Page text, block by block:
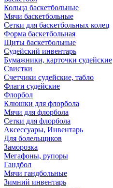
Кольца баскетбольные
Мячи баскетбольные
Сетки для баскетбольных колец
Форма баскетбольная
Щиты баскетбольные
Судейский инвентарь
Бумажники, карточки судейские
Свистки
Счетчики судейские, табло
Флаги судейские
Флорбол
Клюшки для флорбола
Мячи для флорбола
Сетки для флорбола
Аксессуары, Инвентарь
Для болельщиков
Заморозка
Мегафоны, рупоры
Гандбол
Мячи гандбольные
Зимний инвентарь